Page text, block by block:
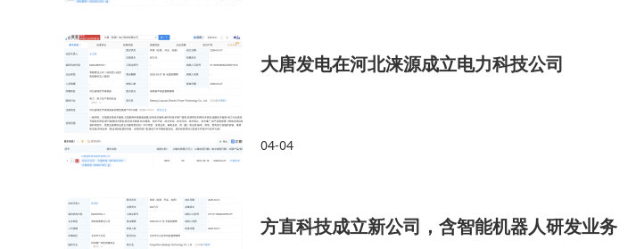
大唐发电在河北涞源成立电力科技公司
04-04
方直科技成立新公司，含智能机器人研发业务